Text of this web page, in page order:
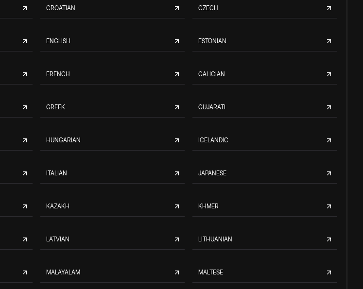
CROATIAN CZECH
ENGLISH ESTONIAN
FRENCH GALICIAN
GREEK GUJARATI
HUNGARIAN ICELANDIC
ITALIAN JAPANESE
KAZAKH KHMER
LATVIAN LITHUANIAN
MALAYALAM MALTESE